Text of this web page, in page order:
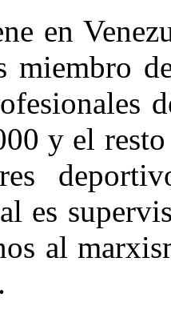
en
miembro
y el
es
al